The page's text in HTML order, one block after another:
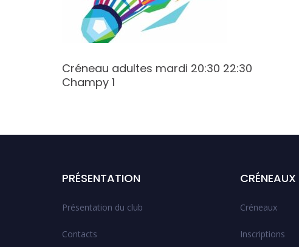
Créneau adultes mardi 20:30 22:30
Champy 1
PRÉSENTATION
Présentation du club
Contacts
CRÉNEAUX
Créneaux
Inscriptions